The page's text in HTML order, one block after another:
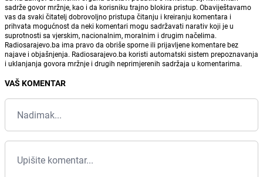
sadrže govor mržnje, kao i da korisniku trajno blokira pristup. Obaviještavamo
vas da svaki čitatelj dobrovoljno pristupa čitanju i kreiranju komentara i
prihvata mogućnost da neki komentari mogu sadržavati narativ koji je u
suprotnosti sa vjerskim, nacionalnim, moralnim i drugim načelima.
Radiosarajevo.ba ima pravo da obriše sporne ili prijavljene komentare bez
najave i objašnjenja. Radiosarajevo.ba koristi automatski sistem prepoznavanja
i uklanjanja govora mržnje i drugih neprimjerenih sadržaja u komentarima.
VAŠ KOMENTAR